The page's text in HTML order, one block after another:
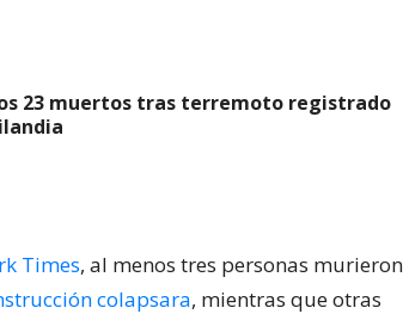
23 muertos tras terremoto registrado
Times, al menos tres personas murieron
colapsara, mientras que otras